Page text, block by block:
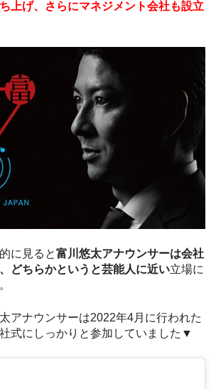
上げ、さらにマネジメント会社も設立
に見ると富川悠太アナウンサーは会社
どちらかというと芸能人に近い立場に
アナウンサーは2022年4月に行われた
式にしっかりと参加していました▼